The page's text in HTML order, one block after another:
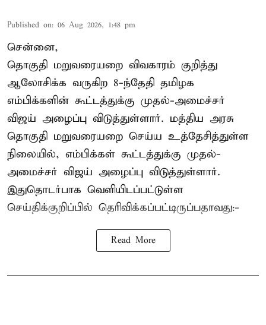
Published on: 06 Aug 2026, 1:48 pm
சென்னை,
தொகுதி மறுவரையறை விவகாரம் குறித்து
ஆலோசிக்க வருகிற 8-ந்தேதி தமிழக
எம்பிக்களின் கூட்டத்துக்கு முதல்-அமைச்சர்
விஜய் அழைப்பு விடுத்துள்ளார். மத்திய அரசு
தொகுதி மறுவரையறை செய்ய உத்தேசித்துள்ள
நிலையில், எம்பிக்கள் கூட்டத்துக்கு முதல்-
அமைச்சர் விஜய் அழைப்பு விடுத்துள்ளார்.
இதுதொடர்பாக வெளியிடப்பட்டுள்ள
செய்திக்குறிப்பில் தெரிவிக்கப்பட்டிருப்பதாவது:-
Read More